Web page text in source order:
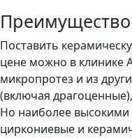
Поставить
цене можно в клинике
микропротез и из
(включая
Но наиболее
циркониевые и